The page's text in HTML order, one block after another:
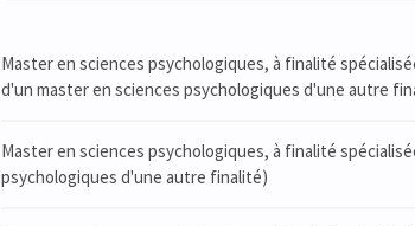
Master en sciences psychologiques, à finalité
d'un master en sciences psychologiques d'une autre
Master en sciences psychologiques, à finalité
psychologiques d'une autre finalité)